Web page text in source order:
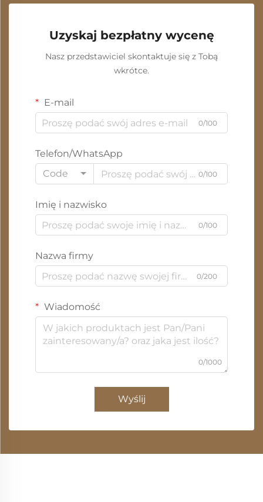
Uzyskaj bezpłatny wycenę
Nasz przedstawiciel skontaktuje się z Tobą
wkrótce.
E-mail
0/100
Telefon/WhatsApp
Code
0/100
Imię i nazwisko
0/100
Nazwa firmy
0/200
Wiadomość
0/1000
Wyślij